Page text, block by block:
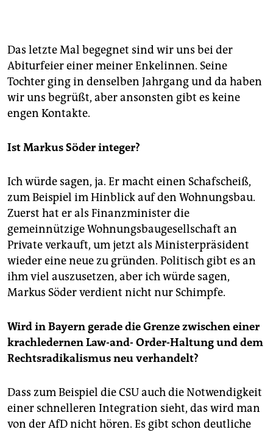
Das letzte Mal begegnet sind wir uns bei der
Abiturfeier einer meiner Enkelinnen. Seine
Tochter ging in denselben Jahrgang und da haben
wir uns begrüßt, aber ansonsten gibt es keine
engen Kontakte.
Ist Markus Söder integer?
Ich würde sagen, ja. Er macht einen Schafscheiß,
zum Beispiel im Hinblick auf den Wohnungsbau.
Zuerst hat er als Finanzminister die
gemeinnützige Wohnungsbaugesellschaft an
Private verkauft, um jetzt als Ministerpräsident
wieder eine neue zu gründen. Politisch gibt es an
ihm viel auszusetzen, aber ich würde sagen,
Markus Söder verdient nicht nur Schimpfe.
Wird in Bayern gerade die Grenze zwischen einer
krachledernen Law-and- Order-Haltung und dem
Rechtsradikalismus neu verhandelt?
Dass zum Beispiel die CSU auch die Notwendigkeit
einer schnelleren Integration sieht, das wird man
von der AfD nicht hören. Es gibt schon deutliche